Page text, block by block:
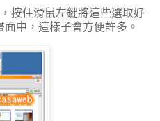
按住滑鼠左鍵將這些選取好
中，這樣子會方便許多。